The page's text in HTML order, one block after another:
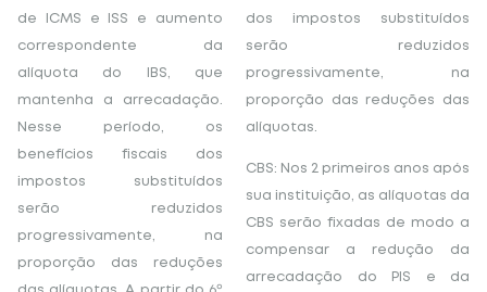
de ICMS e ISS e aumento
correspondente da
alíquota do IBS, que
mantenha a arrecadação.
Nesse período, os
benefícios fiscais dos
impostos substituídos
serão reduzidos
progressivamente, na
proporção das reduções
dos impostos substituídos
serão reduzidos
progressivamente, na
proporção das reduções das
alíquotas.
CBS: Nos 2 primeiros anos após
sua instituição, as alíquotas da
CBS serão fixadas de modo a
compensar a redução da
arrecadação do PIS e da